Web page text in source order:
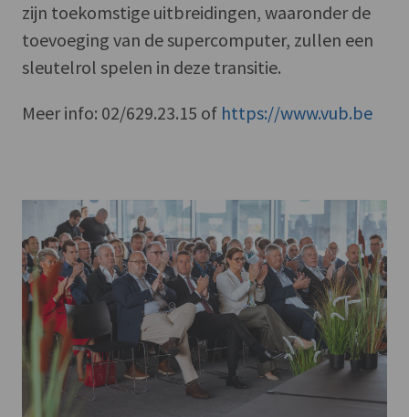
zijn toekomstige uitbreidingen, waaronder de
toevoeging van de supercomputer, zullen een
sleutelrol spelen in deze transitie.
Meer info: 02/629.23.15 of https://www.vub.be